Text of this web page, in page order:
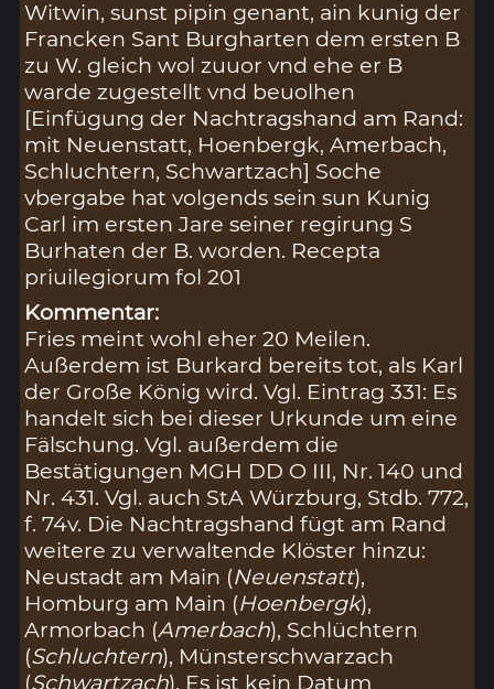
Witwin, sunst pipin genant, ain kunig der
Francken Sant Burgharten dem ersten B
zu W. gleich wol zuuor vnd ehe er B
warde zugestellt vnd beuolhen
[Einfügung der Nachtragshand am Rand:
mit Neuenstatt, Hoenbergk, Amerbach,
Schluchtern, Schwartzach] Soche
vbergabe hat volgends sein sun Kunig
Carl im ersten Jare seiner regirung S
Burhaten der B. worden. Recepta
priuilegiorum fol 201
Kommentar:
Fries meint wohl eher 20 Meilen.
Außerdem ist Burkard bereits tot, als Karl
der Große König wird. Vgl. Eintrag 331: Es
handelt sich bei dieser Urkunde um eine
Fälschung. Vgl. außerdem die
Bestätigungen MGH DD O III, Nr. 140 und
Nr. 431. Vgl. auch StA Würzburg, Stdb. 772,
f. 74v. Die Nachtragshand fügt am Rand
weitere zu verwaltende Klöster hinzu:
Neustadt am Main (Neuenstatt),
Homburg am Main (Hoenbergk),
Armorbach (Amerbach), Schlüchtern
(Schluchtern), Münsterschwarzach
(Schwartzach). Es ist kein Datum